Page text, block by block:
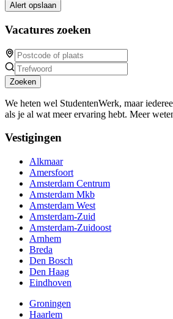
Alert opslaan
Vacatures zoeken
Zoeken
We heten wel StudentenWerk, maar
als je al wat meer ervaring hebt. Meer
Vestigingen
Alkmaar
Amersfoort
Amsterdam Centrum
Amsterdam Mkb
Amsterdam West
Amsterdam-Zuid
Amsterdam-Zuidoost
Arnhem
Breda
Den Bosch
Den Haag
Eindhoven
Groningen
Haarlem